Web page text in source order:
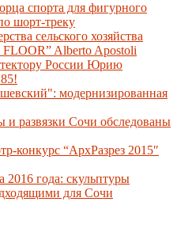
спорта для фигурного
шорт-треку
сельского хозяйства
Alberto Apostoli
России Юрию
модернизированная
и развязки Сочи обследованы
конкурс “АрхРазрез 2015″
2016 года: скульптуры
для Сочи